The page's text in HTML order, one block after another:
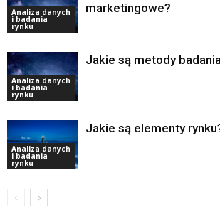
Analiza danych
i badania
rynku
marketingowe?
Analiza danych
i badania
rynku
Jakie są metody
Analiza danych
i badania
rynku
Jakie są elementy